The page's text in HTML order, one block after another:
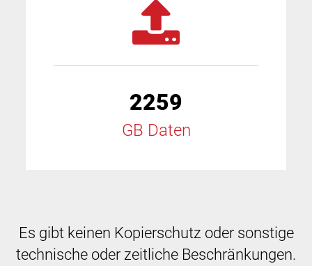
2259
GB Daten
Es gibt keinen Kopierschutz oder sonstige
technische oder zeitliche Beschränkungen.